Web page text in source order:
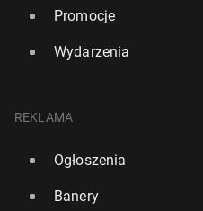
Promocje
Wydarzenia
REKLAMA
Ogłoszenia
Banery